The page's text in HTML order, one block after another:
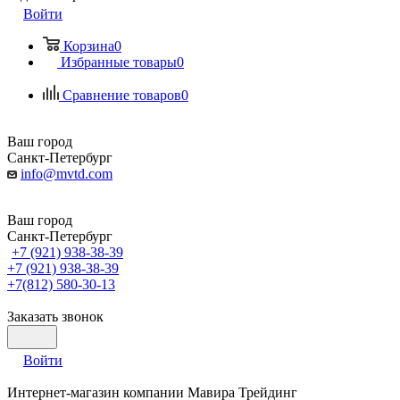
Войти
Корзина0
Избранные товары0
Сравнение товаров0
Ваш город
Санкт-Петербург
info@mvtd.com
Ваш город
Санкт-Петербург
+7 (921) 938-38-39
+7 (921) 938-38-39
+7(812) 580-30-13
Заказать звонок
Войти
Интернет-магазин компании Мавира Трейдинг